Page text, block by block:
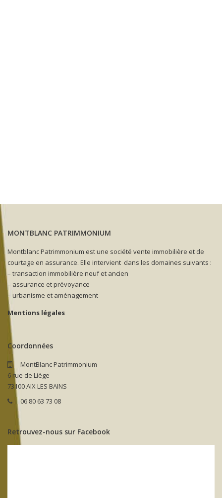
MONTBLANC PATRIMMONIUM
Montblanc Patrimmonium est une société vente immobilière et de
courtage en assurance. Elle intervient dans les domaines suivants :
– transaction immobilière neuf et ancien
– assurance et prévoyance
– urbanisme et aménagement
Mentions légales
Coordonnées
MontBlanc Patrimmonium
6 rue de Liège
73100 AIX LES BAINS
06 80 63 73 08
Retrouvez-nous sur Facebook